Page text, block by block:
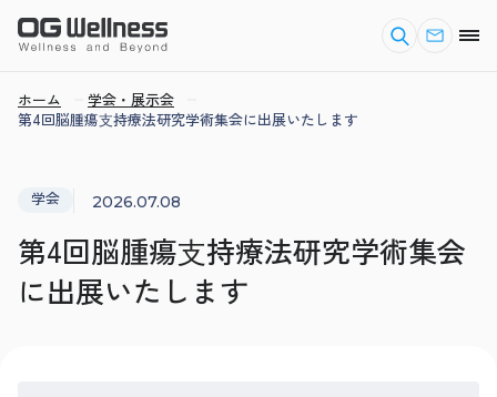
ホーム
学会・展示会
第4回脳腫瘍⽀持療法研究学術集会に出展いたします
学会 2026.07.08
第4回脳腫瘍⽀持療法研究学術集会
に出展いたします